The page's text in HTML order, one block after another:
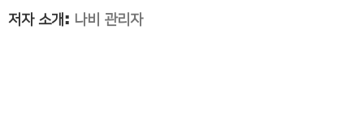
저자 소개: 나비 관리자